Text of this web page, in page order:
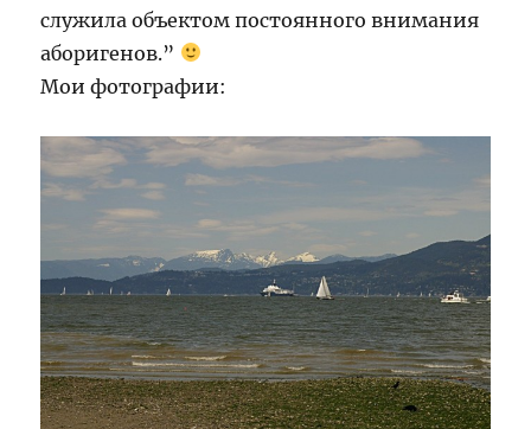
служила объектом постоянного внимания
аборигенов.”
Мои фотографии: